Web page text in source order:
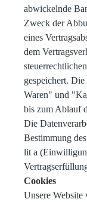
abwickelnde
Zweck der
eines
dem
gespeichert.
Waren" und
bis zum Ablauf
Die
Bestimmung
lit a
Cookies
Unsere Website